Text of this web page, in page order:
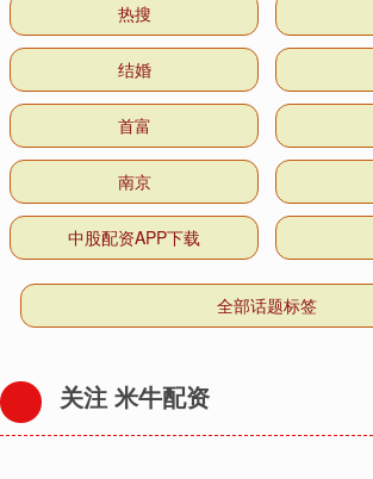
热搜
结婚
首富
南京
中股配资APP下载
全部话题标签
关注 米牛配资